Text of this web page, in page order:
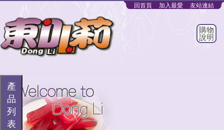
購物
說明
回首頁 加入最愛 友站連結
產
品
列
表